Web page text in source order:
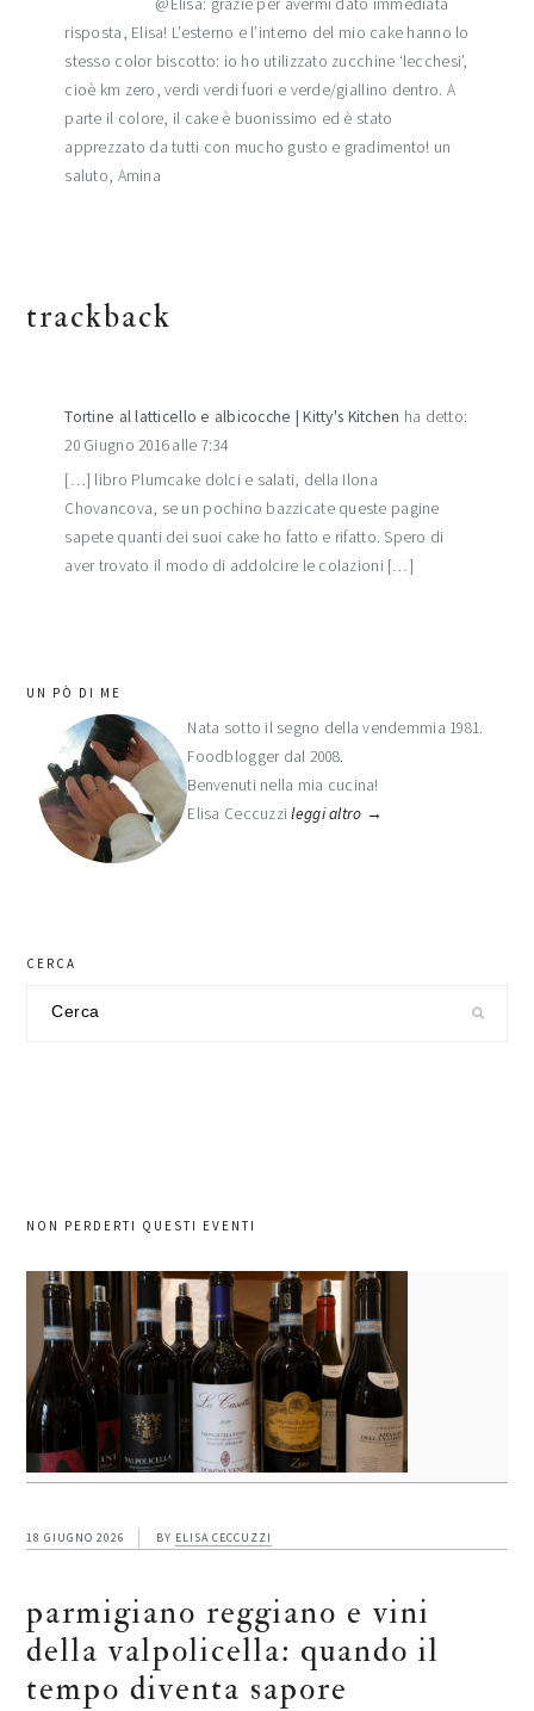
@Elisa: grazie per avermi dato immediata
risposta, Elisa! L’esterno e l’interno del mio cake hanno lo
stesso color biscotto: io ho utilizzato zucchine ‘lecchesi’,
cioè km zero, verdi verdi fuori e verde/giallino dentro. A
parte il colore, il cake è buonissimo ed è stato
apprezzato da tutti con mucho gusto e gradimento! un
saluto, Amina
trackback
Tortine al latticello e albicocche | Kitty's Kitchen ha detto:
20 Giugno 2016 alle 7:34
[…] libro Plumcake dolci e salati, della Ilona
Chovancova, se un pochino bazzicate queste pagine
sapete quanti dei suoi cake ho fatto e rifatto. Spero di
aver trovato il modo di addolcire le colazioni […]
barra
laterale
primaria
UN PÒ DI ME
Nata sotto il segno della vendemmia 1981.
Foodblogger dal 2008.
Benvenuti nella mia cucina!
Elisa Ceccuzzileggi altro →
CERCA
NON PERDERTI QUESTI EVENTI
18 GIUGNO 2026 BY ELISA CECCUZZI
parmigiano reggiano e vini
della valpolicella: quando il
tempo diventa sapore